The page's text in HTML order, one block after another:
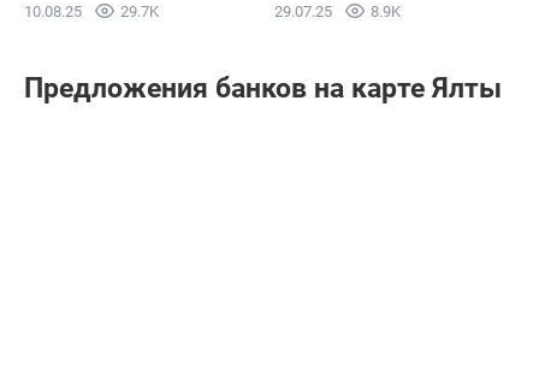
10.08.25 29.7K 29.07.25 8.9K
Предложения банков на карте Ялты